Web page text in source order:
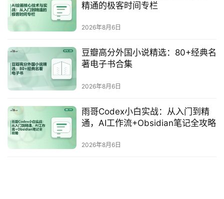
博
客
章
免
课
程
精通的极客时间专栏
2026年8月6日
豆瓣高分外国小说精选：80+经典名
著电子书合集
2026年8月6日
雨哥Codex小白实战：从入门到精
通，AI工作流+Obsidian笔记全攻略
2026年8月6日